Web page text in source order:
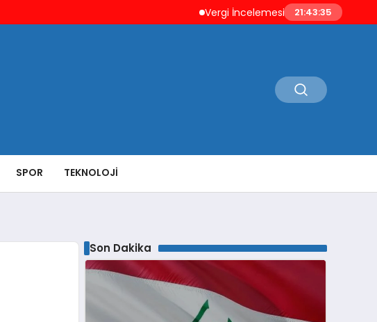
Vergi İncelemesi Öncesi Mükellefe
21:43:36
SPOR TEKNOLOJI
Son Dakika